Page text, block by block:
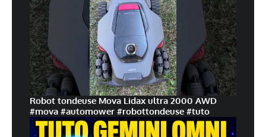
Robot tondeuse Mova Lidax ultra 2000 AWD
#mova #automower #robottondeuse #tuto